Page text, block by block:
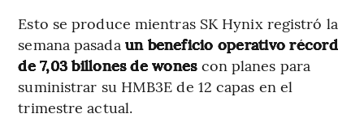
Esto se produce mientras SK Hynix registró la
semana pasada un beneficio operativo récord
de 7,03 billones de wonescon planes para
suministrar su HMB3E de 12 capas en el
trimestre actual.